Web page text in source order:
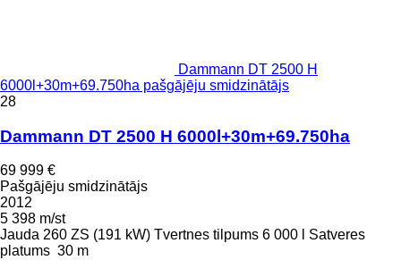
Dammann DT 2500 H
6000l+30m+69.750ha pašgājēju smidzinātājs
28
Dammann DT 2500 H 6000l+30m+69.750ha
69 999 €
Pašgājēju smidzinātājs
2012
5 398 m/st
Jauda 260 ZS (191 kW) Tvertnes tilpums 6 000 l
Satveres
platums 30 m